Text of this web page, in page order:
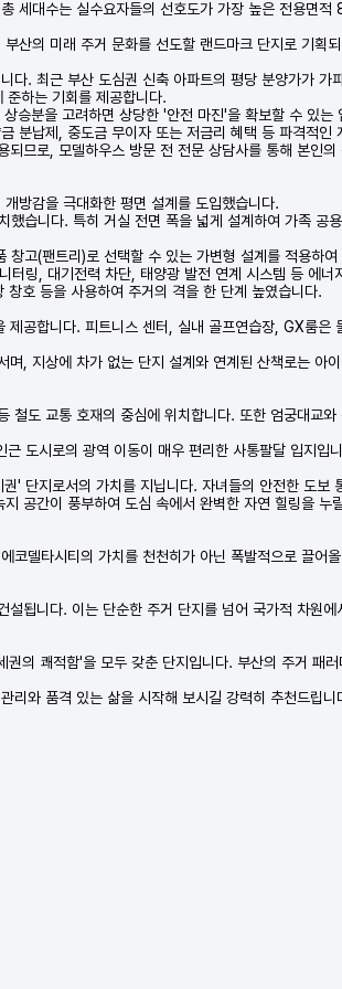
세대수는 실수요자들의 선호도가 가장 높은 전용
산의 미래 주거 문화를 선도할 랜드마크 단지로 기획
. 최근 부산 도심권 신축 아파트의 평당 분양가가
준하는 기회를 제공합니다.
승분을 고려하면 상당한 '안전 마진'을 확보할 수 있는
분납제, 중도금 무이자 또는 저금리 혜택 등 파격적
므로, 모델하우스 방문 전 전문 상담사를 통해 본인
방감을 극대화한 평면 설계를 도입했습니다.
했습니다. 특히 거실 전면 폭을 넓게 설계하여 가족
고(팬트리)로 선택할 수 있는 가변형 설계를 적용하
터링, 대기전력 차단, 태양광 발전 연계 시스템 등 에너
호 등을 사용하여 주거의 격을 한 단계 높였습니다.
공합니다. 피트니스 센터, 실내 골프연습장, GX룸
, 지상에 차가 없는 단지 설계와 연계된 산책로는 아
철도 교통 호재의 중심에 위치합니다. 또한 엄궁대교
도시로의 광역 이동이 매우 편리한 사통팔달 입지입
' 단지로서의 가치를 지닙니다. 자녀들의 안전한 도
공간이 풍부하여 도심 속에서 완벽한 자연 힐링을 누
코델타시티의 가치를 천천히가 아닌 폭발적으로 끌어
됩니다. 이는 단순한 주거 단지를 넘어 국가적 차원
의 쾌적함'을 모두 갖춘 단지입니다. 부산의 주거 패
리와 품격 있는 삶을 시작해 보시길 강력히 추천드립니